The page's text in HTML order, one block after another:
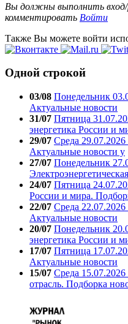
Вы должны выполнить
комментировать Войти
Также Вы можете войти
Одной строкой
03/08 Понедельник
Актуальные новости
31/07 Пятница
энергетика России и
29/07 Среда 29.07.2026
Актуальные новости у
27/07 Понедельник
24/07 Пятница
России и мира.
22/07 Среда 22.07.2026
Актуальные новости
20/07 Понедельник
энергетика России и
17/07 Пятница
Актуальные новости
15/07 Среда 15.07.2026
отрасль. Подборка